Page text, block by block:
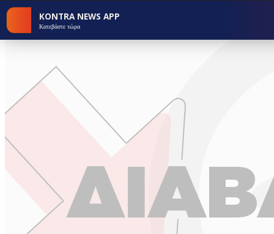
KONTRA NEWS APP
Κατεβάστε τώρα